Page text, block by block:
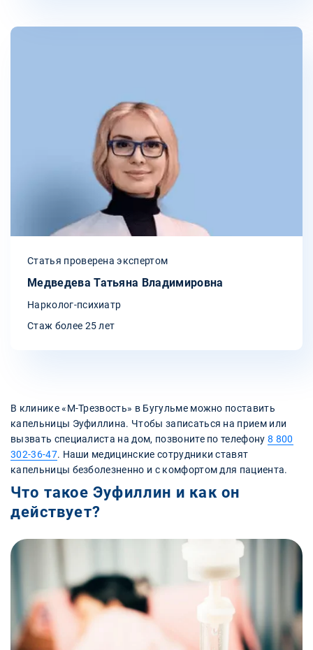
Статья проверена экспертом
Медведева Татьяна Владимировна
Нарколог-психиатр
Стаж более 25 лет
В клинике «‎М-Трезвость» в Бугульме можно поставить
капельницы Эуфиллина. Чтобы записаться на прием или
вызвать специалиста на дом, позвоните по телефону8 800
302-36-47. Наши медицинские сотрудники ставят
капельницы безболезненно и с комфортом для пациента.
Что такое Эуфиллин и как он
действует?